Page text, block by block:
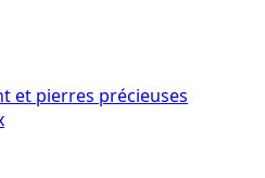
et pierres précieuses